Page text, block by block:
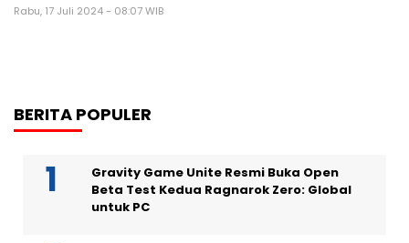
Rabu, 17 Juli 2024 - 08:07 WIB
BERITA POPULER
Gravity Game Unite Resmi Buka Open
Beta Test Kedua Ragnarok Zero: Global
untuk PC